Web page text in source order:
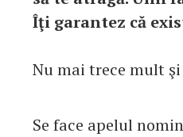
Îţi garantez că
Nu mai trece mult
Se face apelul